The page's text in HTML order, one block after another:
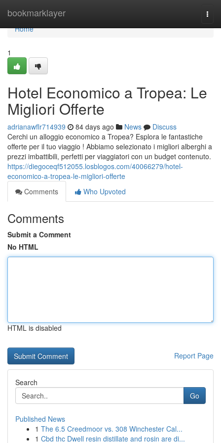
bookmarklayer
Home
Home
1
Hotel Economico a Tropea: Le
Migliori Offerte
adrianawflr714939 84 days ago News
Discuss
Cerchi un alloggio economico a Tropea? Esplora le fantastiche
offerte per il tuo viaggio ! Abbiamo selezionato i migliori alberghi a
prezzi imbattibili, perfetti per viaggiatori con un budget contenuto.
https://diegoceqf512055.losblogos.com/40066279/hotel-
economico-a-tropea-le-migliori-offerte
Comments
Who Upvoted
Comments
Submit a Comment
No HTML
HTML is disabled
Report Page
Search
Go
Published News
1 The 6.5 Creedmoor vs. 308 Winchester Cal...
1 Cbd thc Dwell resin distillate and rosin are di...